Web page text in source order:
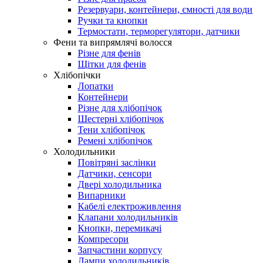
Резервуари, контейнери, ємності для води
Ручки та кнопки
Термостати, терморегулятори, датчики
Фени та випрямлячі волосся
Різне для фенів
Щітки для фенів
Хлібопічки
Лопатки
Контейнери
Різне для хлібопічок
Шестерні хлібопічок
Тени хлібопічок
Ремені хлібопічок
Холодильники
Повітряні заслінки
Датчики, сенсори
Двері холодильника
Випарники
Кабелі електроживлення
Клапани холодильників
Кнопки, перемикачі
Компресори
Запчастини корпусу
Лампи холодильників